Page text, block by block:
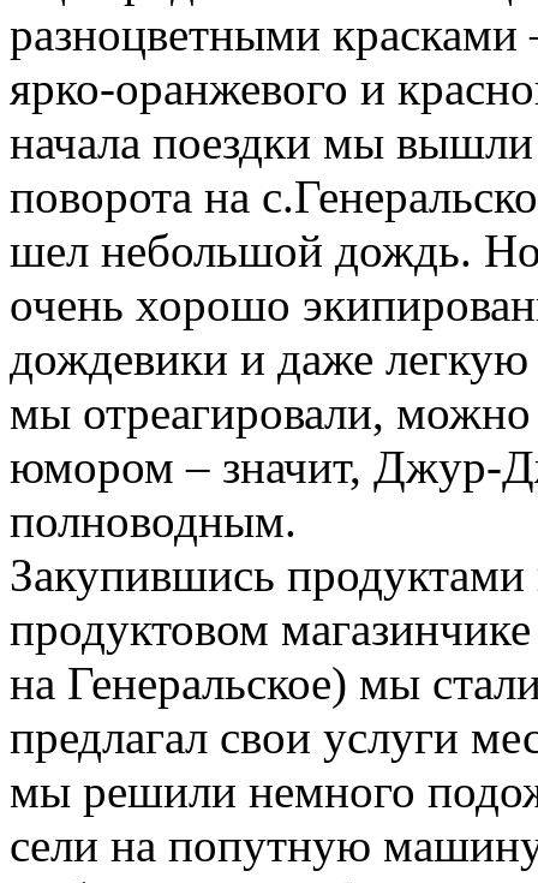
разноцветными красками
ярко-оранжевого и
начала поездки мы
поворота на
шел небольшой дождь.
очень хорошо
дождевики и даже
мы отреагировали, можно
юмором – значит, Джур-
полноводным.
Закупившись
продуктовом
на Генеральское) мы
предлагал свои услуги
мы решили немного
сели на попутную